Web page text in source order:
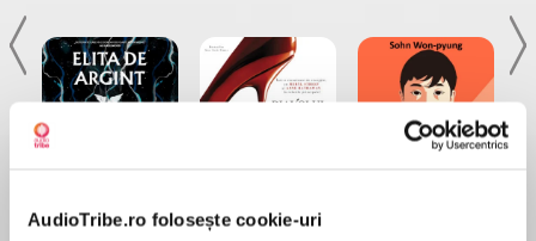
AudioTribe.ro folosește cookie-uri
de...
Dani Francis
la...
Lauren Weisberger